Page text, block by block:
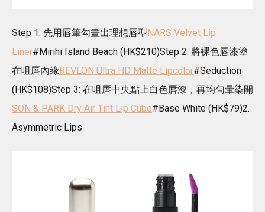
Step 1: 先用唇筆勾畫出理想唇型 NARS Velvet Lip
Liner#Mirihi Island Beach (HK$210)Step 2: 將裸色唇漆塗
在咀唇內緣 REVLON Ultra HD Matte Lipcolor#Seduction
(HK$108)Step 3: 在咀唇中央點上白色唇漆，再均勻暈染開
SON & PARK Dry Air Tint Lip Cube#Base White (HK$79)2.
Asymmetric Lips